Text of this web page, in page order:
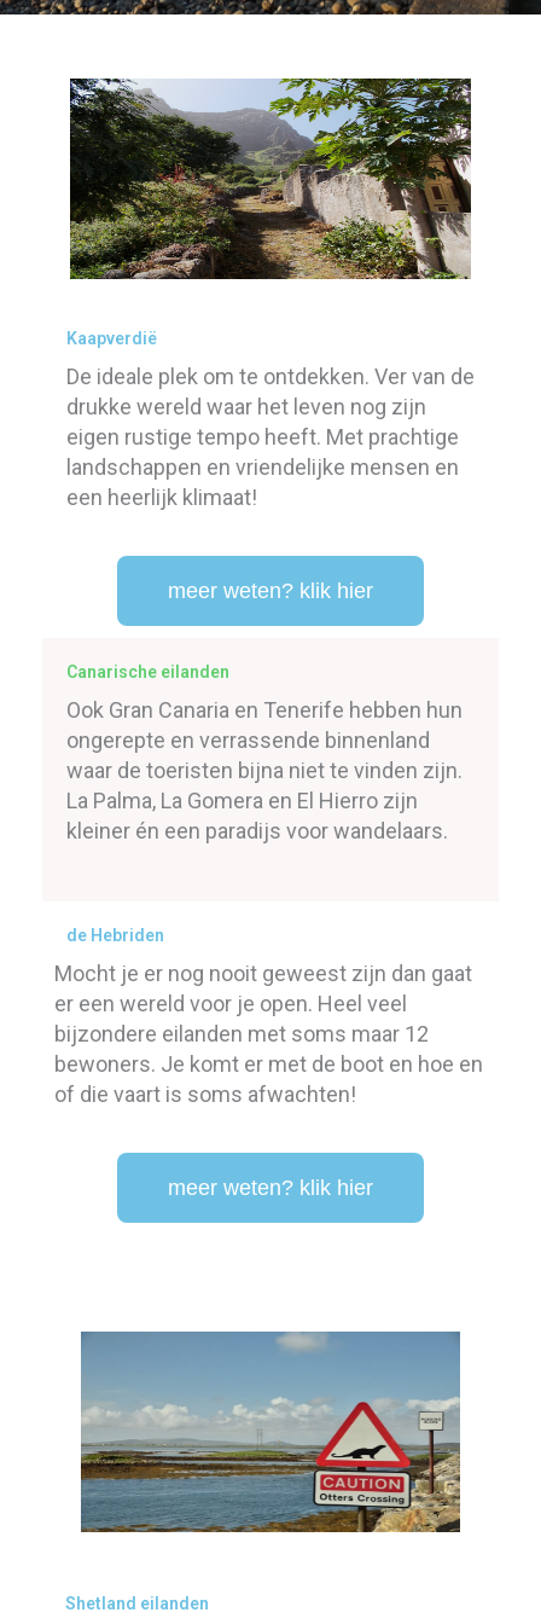
Kaapverdië
De ideale plek om te ontdekken. Ver van de
drukke wereld waar het leven nog zijn
eigen rustige tempo heeft. Met prachtige
landschappen en vriendelijke mensen en
een heerlijk klimaat!
meer weten? klik hier
Canarische eilanden
Ook Gran Canaria en Tenerife hebben hun
ongerepte en verrassende binnenland
waar de toeristen bijna niet te vinden zijn.
La Palma, La Gomera en El Hierro zijn
kleiner én een paradijs voor wandelaars.
de Hebriden
Mocht je er nog nooit geweest zijn dan gaat
er een wereld voor je open. Heel veel
bijzondere eilanden met soms maar 12
bewoners. Je komt er met de boot en hoe en
of die vaart is soms afwachten!
meer weten? klik hier
Shetland eilanden